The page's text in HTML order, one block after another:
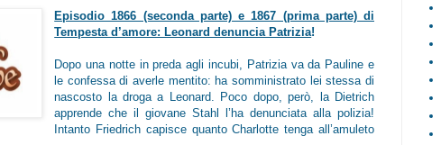
Episodio 1866 (seconda parte) e 1867 (prima parte) di
Tempesta d’amore: Leonard denuncia Patrizia!
Dopo una notte in preda agli incubi, Patrizia va da Pauline e
le confessa di averle mentito: ha somministrato lei stessa di
nascosto la droga a Leonard. Poco dopo, però, la Dietrich
apprende che il giovane Stahl l’ha denunciata alla polizia!
Intanto Friedrich capisce quanto Charlotte tenga all’amuleto